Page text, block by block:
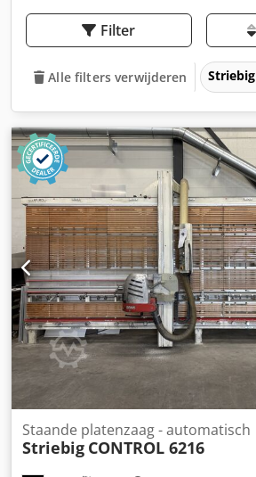
Filter
Alle filters verwijderen Striebig
Staande platenzaag - automatisch
Striebig CONTROL 6216